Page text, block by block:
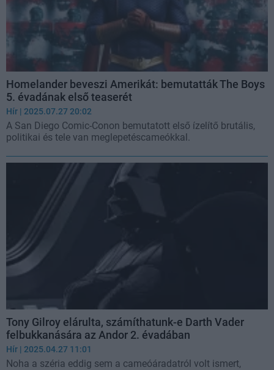
Homelander beveszi Amerikát: bemutatták The Boys
5. évadának első teaserét
Hír | 2025.07.27 20:02
A San Diego Comic-Conon bemutatott első ízelítő brutális,
politikai és tele van meglepetéscameókkal.
Tony Gilroy elárulta, számíthatunk-e Darth Vader
felbukkanására az Andor 2. évadában
Hír | 2025.04.27 11:01
Noha a széria eddig sem a cameóáradatról volt ismert,